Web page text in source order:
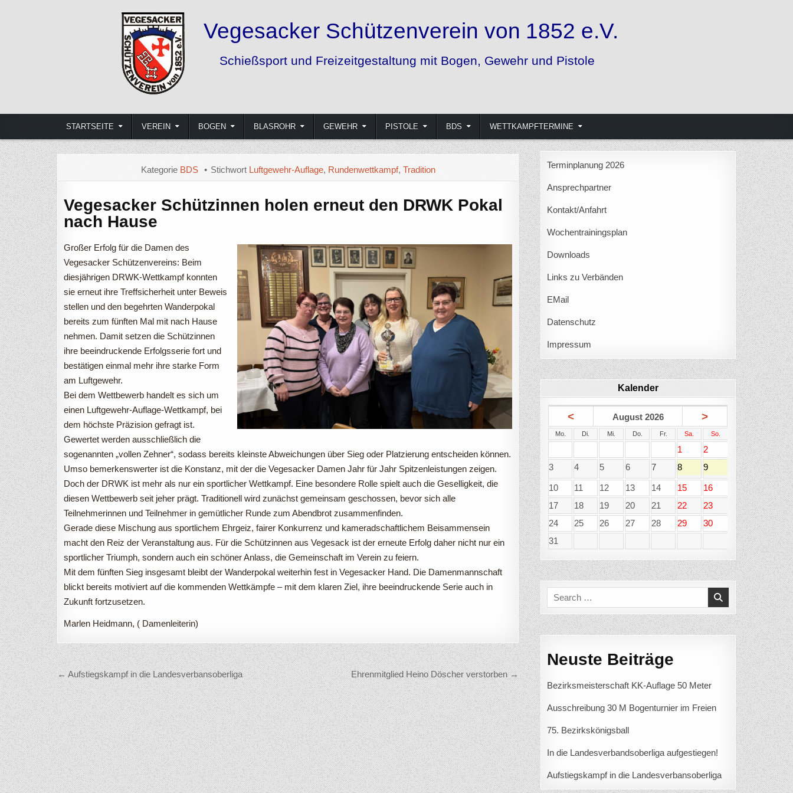
Vegesacker Schützenverein von 1852 e.V.
STARTSEITE VEREIN BOGEN BLASROHR GEWEHR PISTOLE BDS WETTKAMPFTERMINE
Kategorie BDS Stichwort Luftgewehr-Auflage, Rundenwettkampf, Tradition
Vegesacker Schützinnen holen erneut den DRWK Pokal
nach Hause
Großer Erfolg für die Damen des
Vegesacker Schützenvereins: Beim
diesjährigen DRWK-Wettkampf konnten
sie erneut ihre Treffsicherheit unter Beweis
stellen und den begehrten Wanderpokal
bereits zum fünften Mal mit nach Hause
nehmen. Damit setzen die Schützinnen
ihre beeindruckende Erfolgsserie fort und
bestätigen einmal mehr ihre starke Form
am Luftgewehr.
Bei dem Wettbewerb handelt es sich um
einen Luftgewehr-Auflage-Wettkampf, bei
dem höchste Präzision gefragt ist.
Gewertet werden ausschließlich die
sogenannten „vollen Zehner“, sodass bereits kleinste Abweichungen über Sieg oder Platzierung entscheiden können.
Umso bemerkenswerter ist die Konstanz, mit der die Vegesacker Damen Jahr für Jahr Spitzenleistungen zeigen.
Doch der DRWK ist mehr als nur ein sportlicher Wettkampf. Eine besondere Rolle spielt auch die Geselligkeit, die
diesen Wettbewerb seit jeher prägt. Traditionell wird zunächst gemeinsam geschossen, bevor sich alle
Teilnehmerinnen und Teilnehmer in gemütlicher Runde zum Abendbrot zusammenfinden.
Gerade diese Mischung aus sportlichem Ehrgeiz, fairer Konkurrenz und kameradschaftlichem Beisammensein
macht den Reiz der Veranstaltung aus. Für die Schützinnen aus Vegesack ist der erneute Erfolg daher nicht nur ein
sportlicher Triumph, sondern auch ein schöner Anlass, die Gemeinschaft im Verein zu feiern.
Mit dem fünften Sieg insgesamt bleibt der Wanderpokal weiterhin fest in Vegesacker Hand. Die Damenmannschaft
blickt bereits motiviert auf die kommenden Wettkämpfe – mit dem klaren Ziel, ihre beeindruckende Serie auch in
Zukunft fortzusetzen.
Marlen Heidmann, ( Damenleiterin)
Beitragsnavigation Ehrenmitglied Heino Döscher verstorben →
← Aufstiegskampf in die Landesverbansoberliga
Terminplanung 2026
Ansprechpartner
Kontakt/Anfahrt
Wochentrainingsplan
Downloads
Links zu Verbänden
EMail
Datenschutz
Impressum
Kalender
< August 2026 >
Mo. Di. Mi. Do. Fr. Sa. So.
1
2
3
4 5 6 7 8 9
10 11 12 13 14 15
16
17
18 19 20 21 22
23
24
25 26 27 28 29
30
31
Search
for:
Neuste Beiträge
Bezirksmeisterschaft KK-Auflage 50 Meter
Ausschreibung 30 M Bogenturnier im Freien
75. Bezirkskönigsball
In die Landesverbandsoberliga aufgestiegen!
Aufstiegskampf in die Landesverbansoberliga